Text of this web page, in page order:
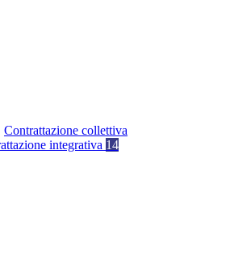
Contrattazione collettiva
integrativa 14